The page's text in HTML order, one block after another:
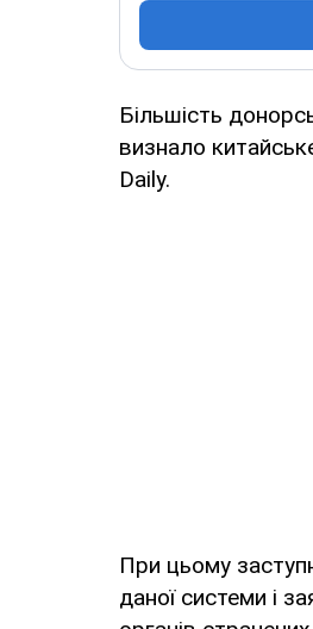
Більшість
визнало
Daily.
При цьому
даної системи і